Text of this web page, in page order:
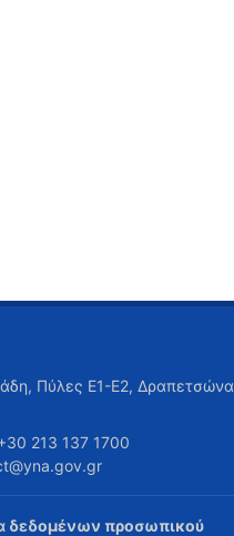
Πύλες Ε1-Ε2, Δραπετσώνα
213 137 1700
δεδομένων προσωπικού